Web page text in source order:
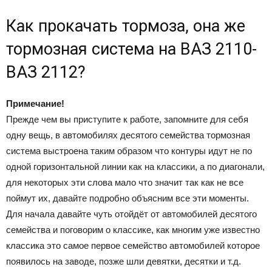
Как прокачать тормоза, она же
тормозная система на ВАЗ 2110-
ВАЗ 2112?
Примечание!
Прежде чем вы приступите к работе, запомните для себя
одну вещь, в автомобилях десятого семейства тормозная
система выстроена таким образом что контуры идут не по
одной горизонтальной линии как на классики, а по диагонали,
для некоторых эти слова мало что значит так как не все
поймут их, давайте подробно объясним все эти моменты.
Для начала давайте чуть отойдёт от автомобилей десятого
семейства и поговорим о классике, как многим уже известно
классика это самое первое семейство автомобилей которое
появилось на заводе, позже шли девятки, десятки и т.д.